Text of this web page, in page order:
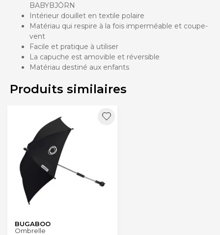
BABYBJÖRN
Intérieur douillet en textile polaire
Matériau qui respire à la fois imperméable et coupe-
vent
Facile et pratique à utiliser
La capuche est amovible et réversible
Matériau destiné aux enfants
Produits similaires
BUGABOO
Ombrelle